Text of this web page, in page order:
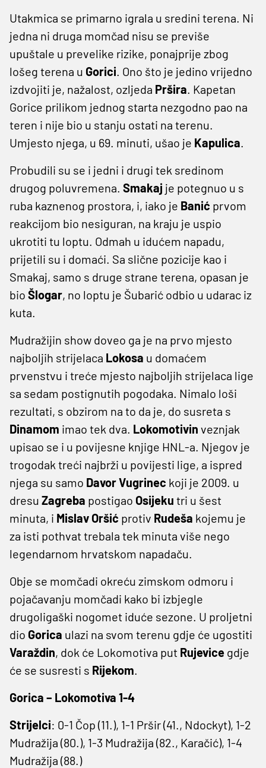
Utakmica se primarno igrala u sredini terena. Ni
jedna ni druga momčad nisu se previše
upuštale u prevelike rizike, ponajprije zbog
lošeg terena u Gorici. Ono što je jedino vrijedno
izdvojiti je, nažalost, ozljeda Pršira. Kapetan
Gorice prilikom jednog starta nezgodno pao na
teren i nije bio u stanju ostati na terenu.
Umjesto njega, u 69. minuti, ušao je Kapulica.
Probudili su se i jedni i drugi tek sredinom
drugog poluvremena. Smakaj je potegnuo u s
ruba kaznenog prostora, i, iako je Banić prvom
reakcijom bio nesiguran, na kraju je uspio
ukrotiti tu loptu. Odmah u idućem napadu,
prijetili su i domaći. Sa slične pozicije kao i
Smakaj, samo s druge strane terena, opasan je
bio Šlogar, no loptu je Šubarić odbio u udarac iz
kuta.
Mudražijin show doveo ga je na prvo mjesto
najboljih strijelaca Lokosa u domaćem
prvenstvu i treće mjesto najboljih strijelaca lige
sa sedam postignutih pogodaka. Nimalo loši
rezultati, s obzirom na to da je, do susreta s
Dinamom imao tek dva. Lokomotivin veznjak
upisao se i u povijesne knjige HNL-a. Njegov je
trogodak treći najbrži u povijesti lige, a ispred
njega su samo Davor Vugrinec koji je 2009. u
dresu Zagreba postigao Osijeku tri u šest
minuta, i Mislav Oršić protiv Rudeša kojemu je
za isti pothvat trebala tek minuta više nego
legendarnom hrvatskom napadaču.
Obje se momčadi okreću zimskom odmoru i
pojačavanju momčadi kako bi izbjegle
drugoligaški nogomet iduće sezone. U proljetni
dio Gorica ulazi na svom terenu gdje će ugostiti
Varaždin, dok će Lokomotiva put Rujevice gdje
će se susresti s Rijekom.
Gorica – Lokomotiva 1-4
Strijelci: 0-1 Čop (11.), 1-1 Pršir (41., Ndockyt), 1-2
Mudražija (80.), 1-3 Mudražija (82., Karačić), 1-4
Mudražija (88.)